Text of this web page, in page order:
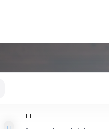
Till